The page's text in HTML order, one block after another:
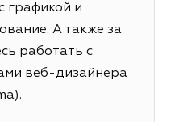
графикой и
А также за
работать с
веб-дизайнера